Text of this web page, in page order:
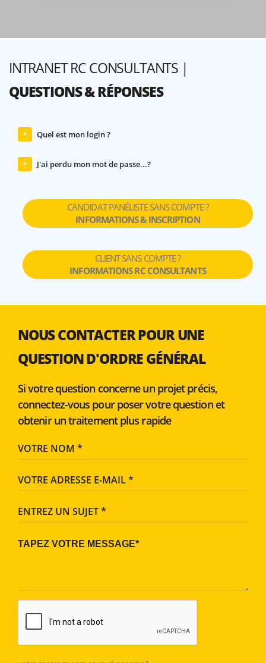
INTRANET RC CONSULTANTS |
QUESTIONS & RÉPONSES
Quel est mon login ?
J'ai perdu mon mot de passe...?
CANDIDAT PANÉLISTE SANS COMPTE ?
INFORMATIONS & INSCRIPTION
CLIENT SANS COMPTE ?
INFORMATIONS RC CONSULTANTS
NOUS CONTACTER POUR UNE
QUESTION D'ORDRE GÉNÉRAL
Si votre question concerne un projet précis,
connectez-vous pour poser votre question et
obtenir un traitement plus rapide